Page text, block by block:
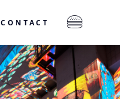
CONTACT